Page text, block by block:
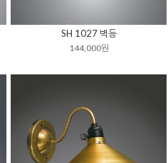
SH 1027 벽등
144,000원